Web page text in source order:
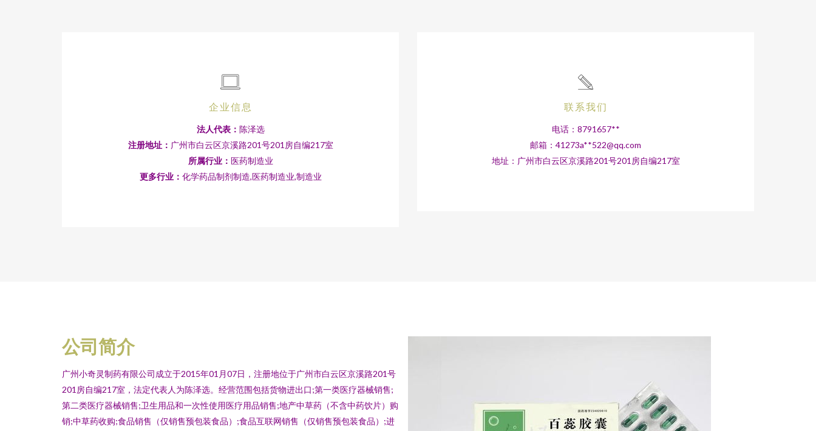
企业信息
法人代表： 陈泽选
注册地址： 广州市白云区京溪路201号201房自编217室
所属行业： 医药制造业
更多行业： 化学药品制剂制造,医药制造业,制造业
联系我们
电话：8791657**
邮箱：41273a**522@qq.com
地址：广州市白云区京溪路201号201房自编217室
公司简介
广州小奇灵制药有限公司成立于2015年01月07日，注册地位于广州市白云区京溪路201号
201房自编217室，法定代表人为陈泽选。经营范围包括货物进出口;第一类医疗器械销售;
第二类医疗器械销售;卫生用品和一次性使用医疗用品销售;地产中草药（不含中药饮片）购
销;中草药收购;食品销售（仅销售预包装食品）;食品互联网销售（仅销售预包装食品）;进